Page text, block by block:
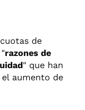
de
razones de
" que han
aumento de